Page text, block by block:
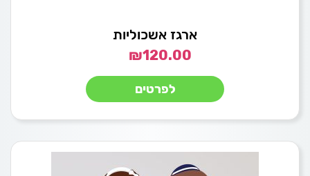
ארגז אשכוליות
₪120.00
לפרטים